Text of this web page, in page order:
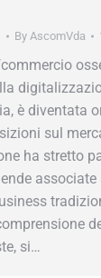
E-
AscomVda
della
la pandemia,
perdere
la
che offrono